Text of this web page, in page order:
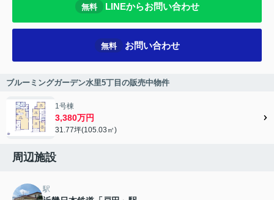
無料 LINEからお問い合わせ
無料 お問い合わせ
ブルーミングガーデン水里5丁目の販売中物件
1号棟
3,380万円
31.77坪(105.03㎡)
周辺施設
駅